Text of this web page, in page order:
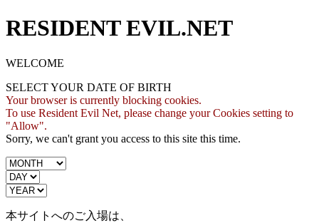
RESIDENT EVIL.NET
WELCOME
SELECT YOUR DATE OF BIRTH
Your browser is currently blocking cookies.
To use Resident Evil Net, please change your Cookies setting to
"Allow".
Sorry, we can't grant you access to this site this time.
本サイトへのご入場は、